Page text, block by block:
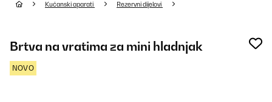
Kućanski aparati Rezervni dijelovi
Brtva na vratima za mini hladnjak
NOVO